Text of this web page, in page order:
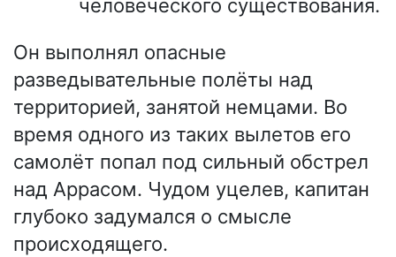
человеческого существования.
Он выполнял опасные
разведывательные полёты над
территорией, занятой немцами. Во
время одного из таких вылетов его
самолёт попал под сильный обстрел
над Аррасом. Чудом уцелев, капитан
глубоко задумался о смысле
происходящего.